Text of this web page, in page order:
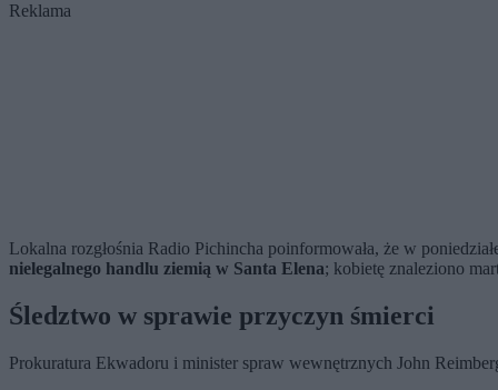
Reklama
Lokalna rozgłośnia Radio Pichincha poinformowała, że w
nielegalnego handlu ziemią w Santa Elena; kobietę znaleziono
Śledztwo w sprawie przyczyn śmierci
Prokuratura Ekwadoru i minister spraw wewnętrznych John